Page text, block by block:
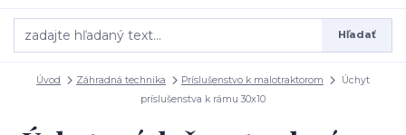
Hľadať
Úvod Záhradná technika Príslušenstvo k malotraktorom
Úchyt
príslušenstva k rámu 30x10